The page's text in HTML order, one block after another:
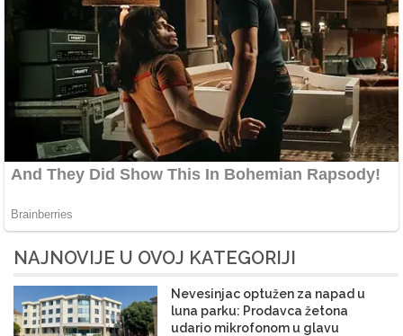
NAJNOVIJE U OVOJ KATEGORIJI
Nevesinjac optužen za napad u
luna parku: Prodavca žetona
udario mikrofonom u glavu